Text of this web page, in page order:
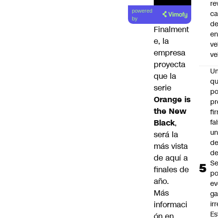
Lea el
artículo
powered
by
Finalment
e, la
empresa
proyecta
que la
serie
Orange is
the New
Black,
será la
más vista
de aquí a
finales de
año.
Más
informaci
en